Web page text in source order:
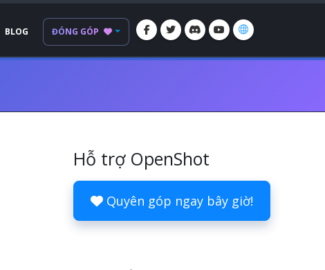
BLOG ĐÓNG GÓP
Hỗ trợ OpenShot
Quyên góp ngay bây giờ!